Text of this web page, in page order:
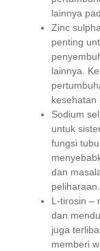
lainnya
Zinc
penting
lainnya.
kesehatan
Sodium
untuk
fungsi
dan
peliharaan.
L-tirosin –
dan
juga
memberi